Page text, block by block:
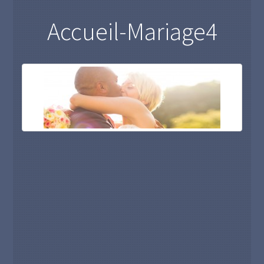
Accueil-Mariage4